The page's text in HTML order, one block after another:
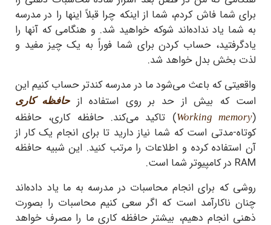
برای شما فاش کردم، شما از اینکه چرا قبلاً اینها را در مدرسه
به شما یاد نداده‌اند شوکه خواهید شد. و هنگامی که آنها را
یادگرفتید، حساب کردن برای شما فوراً به یک چیز مفید و
لذت بخش بدل خواهد شد.
واقعیتی که باعث می‌شود ما در مدرسه کندتر حساب کنیم این
است که بیش از حد بر روی استفاده ازحافظه کاری
(
Working memory) تاکید می‌کند. حافظه کاری، حافظه
کوتاه-مدتی است که شما نیاز دارید تا برای انجام یک کار از
آن استفاده کرده و اطلاعات را مرتب کنید. این شبیه حافظه
RAM در کامپیوتر شما است.
روشی که برای انجام محاسبات در مدرسه به ما یاد داده‌اند
چنان ناکارآمد است که اگر سعی کنیم محاسبات را بصورت
ذهنی انجام دهیم، بیشتر حافظه کاری ما را مصرف خواهد